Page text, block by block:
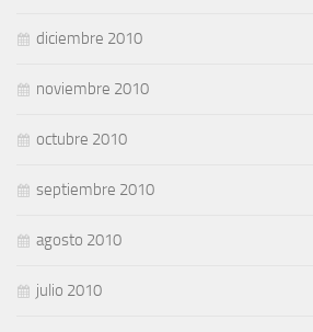
diciembre 2010
noviembre 2010
octubre 2010
septiembre 2010
agosto 2010
julio 2010